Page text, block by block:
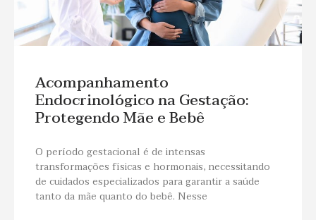
Acompanhamento
Endocrinológico na Gestação:
Protegendo Mãe e Bebê
O período gestacional é de intensas
transformações físicas e hormonais, necessitando
de cuidados especializados para garantir a saúde
tanto da mãe quanto do bebê. Nesse